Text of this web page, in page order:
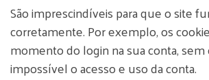
São imprescindíveis para que o site
corretamente. Por exemplo, os
momento do login na sua conta, sem
impossível o acesso e uso da conta.